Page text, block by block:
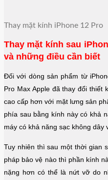
Thay mặt kính iPhone 12 Pro
Thay mặt kính sau
và những điều cần biết
Đối với dòng sản phẩm từ
Pro Max Apple đã thay đổi thiết
cao cấp hơn với mặt lưng sản
phía sau bằng kính này có khả
máy có khả năng sạc không dây
Tuy nhiên thì sau một thời gian
pháp bảo vệ nào thì phần kính
nặng hơn có thể là nứt vỡ do